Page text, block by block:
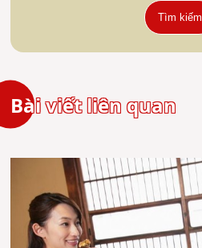
Tìm kiếm
Bài viết liên quan